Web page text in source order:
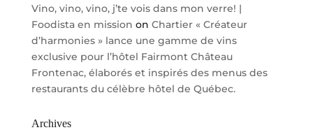
Vino, vino, vino, j’te vois dans mon verre! |
Foodista en mission on Chartier « Créateur
d’harmonies » lance une gamme de vins
exclusive pour l’hôtel Fairmont Château
Frontenac, élaborés et inspirés des menus des
restaurants du célèbre hôtel de Québec.
Archives